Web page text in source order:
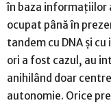
în baza informațiilor
ocupat până în
tandem cu DNA și
ori a fost cazul, au
anihilând doar
autonomie. Orice